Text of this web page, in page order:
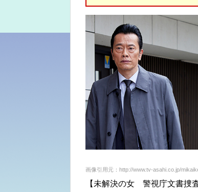
画像引用元：http://www.tv-asahi.co.jp/
【未解決の女 警視庁文書捜